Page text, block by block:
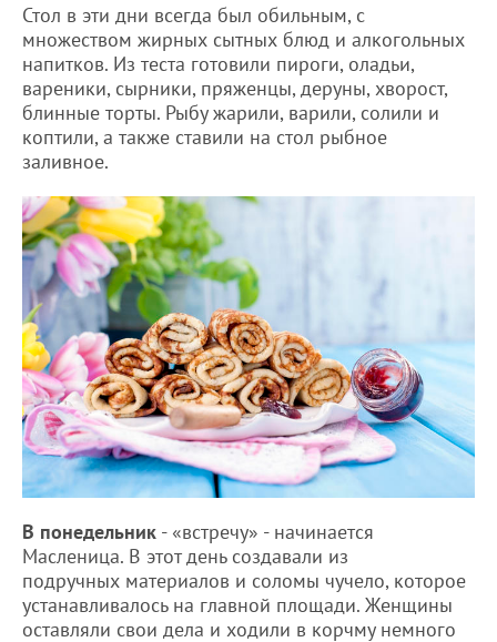
Стол в эти дни всегда был обильным, с
множеством жирных сытных блюд и алкогольных
напитков. Из теста готовили пироги, оладьи,
вареники, сырники, пряженцы, деруны, хворост,
блинные торты. Рыбу жарили, варили, солили и
коптили, а также ставили на стол рыбное
заливное.
В понедельник - «встречу» - начинается
Масленица. В этот день создавали из
подручных материалов и соломы чучело, которое
устанавливалось на главной площади. Женщины
оставляли свои дела и ходили в корчму немного